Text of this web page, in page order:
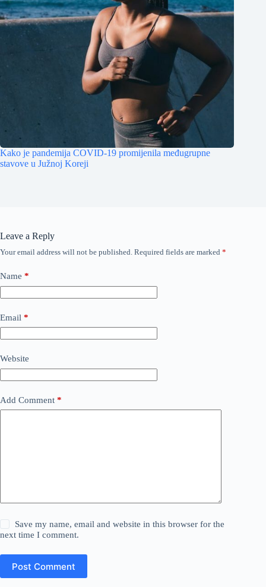
Kako je pandemija COVID-19 promijenila međugrupne
stavove u Južnoj Koreji
Leave a Reply
Your email address will not be published. Required fields are marked *
Name *
Email *
Website
Add Comment *
Save my name, email and website in this browser for the
next time I comment.
Post Comment